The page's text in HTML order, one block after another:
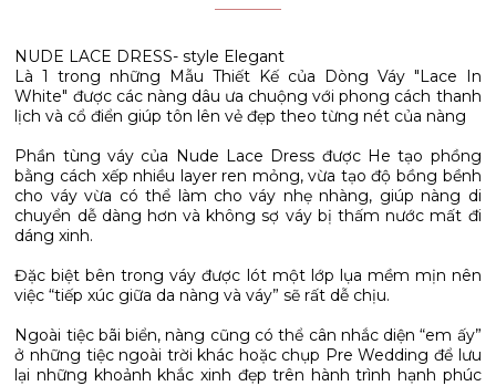
NUDE LACE DRESS- style Elegant
Là 1 trong những Mẫu Thiết Kế của Dòng Váy "Lace In
White" được các nàng dâu ưa chuộng với phong cách thanh
lịch và cổ điển giúp tôn lên vẻ đẹp theo từng nét của nàng
Phần tùng váy của Nude Lace Dress được He tạo phồng
bằng cách xếp nhiều layer ren mỏng, vừa tạo độ bồng bềnh
cho váy vừa có thể làm cho váy nhẹ nhàng, giúp nàng di
chuyển dễ dàng hơn và không sợ váy bị thấm nước mất đi
dáng xinh.
Đặc biệt bên trong váy được lót một lớp lụa mềm mịn nên
việc “tiếp xúc giữa da nàng và váy” sẽ rất dễ chịu.
Ngoài tiệc bãi biển, nàng cũng có thể cân nhắc diện “em ấy”
ở những tiệc ngoài trời khác hoặc chụp Pre Wedding để lưu
lại những khoảnh khắc xinh đẹp trên hành trình hạnh phúc